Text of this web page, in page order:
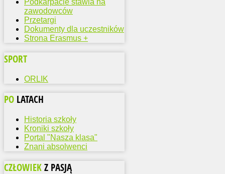
Podkarpacie stawia na
zawodowców
Przetargi
Dokumenty dla uczestników
Strona Erasmus +
SPORT
ORLIK
PO LATACH
Historia szkoły
Kroniki szkoły
Portal "Nasza klasa"
Znani absolwenci
CZŁOWIEK Z PASJĄ